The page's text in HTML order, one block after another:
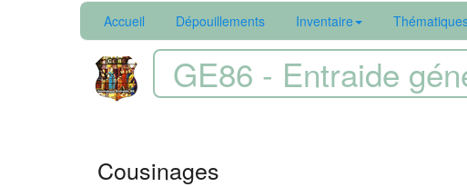
Accueil Dépouillements Inventaire
GE86 - Entraide
Cousinages